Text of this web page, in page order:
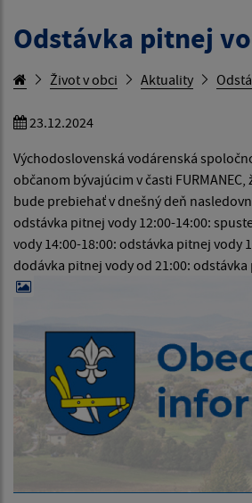
Odstávka pitnej
Život v obci Aktuality
23.12.2024
Východoslovenská vodárenská
občanom bývajúcim v časti
bude prebiehať v dnešný deň
odstávka pitnej vody 12:00-14:00:
vody 14:00-18:00: odstávka pitnej vody
dodávka pitnej vody od 21:00: